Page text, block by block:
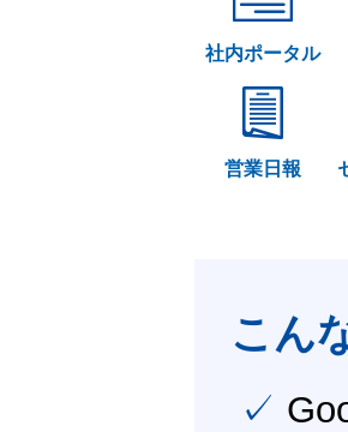
社内ポータル
営業日報
こん
✓ Google Workspace（旧G Suite） を社内で導入